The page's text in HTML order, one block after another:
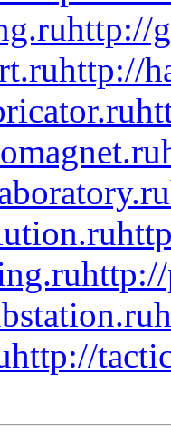
http://
http://
http://